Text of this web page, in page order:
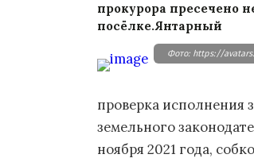
прокурора пресечено
посёлке.Янтарный
Фото: https://
проверка исполнения
земельного
ноября 2021 года,